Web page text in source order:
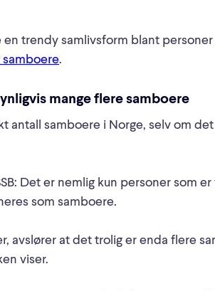
trendy samlivsform blant personer
samboere.
mange flere samboere
antall samboere i Norge, selv om
Det er nemlig kun personer som
som samboere.
avslører at det trolig er enda flere
viser.